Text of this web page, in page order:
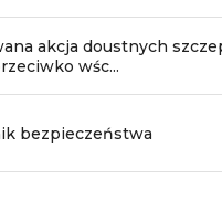
akcja doustnych
wśc...
bezpieczeństwa